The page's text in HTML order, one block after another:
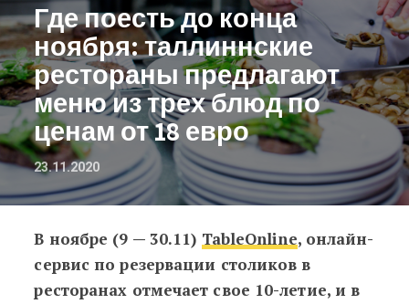
Где поесть до конца
ноября: таллиннские
рестораны предлагают
меню из трех блюд по
ценам от 18 евро
23.11.2020
Где поесть до конца ноября:
В ноябре (9 — 30.11) TableOnline, онлайн-
сервис по резервации столиков в
ресторанах отмечает свое 10-летие, и в